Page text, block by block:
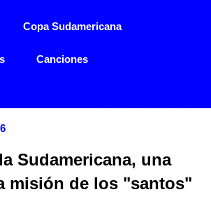
Copa Sudamericana
Canciones
Sudamericana, una
misión de los "santos"